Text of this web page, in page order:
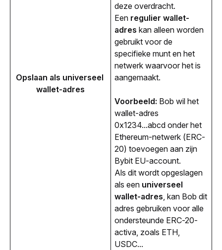
Opslaan als universeel
wallet-adres
deze overdracht.
Een regulier wallet-
adres kan alleen worden
gebruikt voor de
specifieke munt en het
netwerk waarvoor het is
aangemaakt.
Voorbeeld: Bob wil het
wallet-adres
0x1234...abcd onder het
Ethereum-netwerk (ERC-
20) toevoegen aan zijn
Bybit EU-account.
Als dit wordt opgeslagen
als een universeel
wallet-adres , kan Bob dit
adres gebruiken voor alle
ondersteunde ERC-20-
activa, zoals ETH,
USDC...